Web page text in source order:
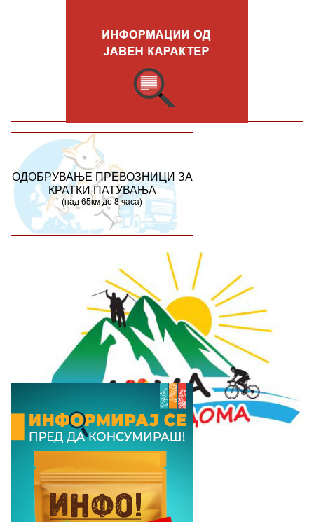
ОДОБРУВАЊЕ ПРЕВОЗНИЦИ ЗА
КРАТКИ ПАТУВАЊА
(над 65км до 8 часа)